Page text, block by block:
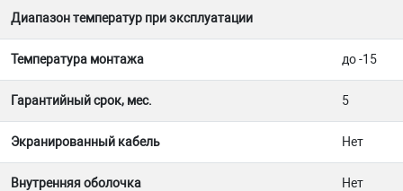
Диапазон температур при эксплуатации
Температура монтажа до -15
Гарантийный срок, мес. 5
Экранированный кабель Нет
Внутренняя оболочка Нет